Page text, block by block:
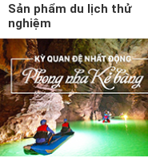
Sản phẩm du lịch thử
nghiệm